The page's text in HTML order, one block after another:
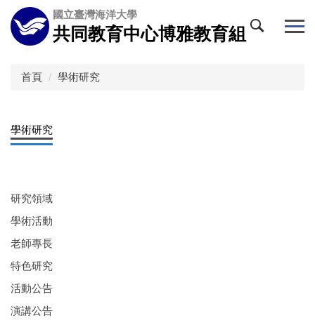
跳
到
主
國立臺灣海洋大學
共同教育中心博雅教育組
首頁 學術研究
學術研究
研究領域
學術活動
老師專長
特色研究
活動公告
演講公告